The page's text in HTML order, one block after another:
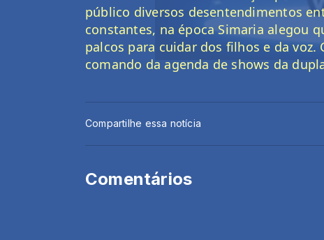
público diversos desentendimentos
constantes, na época Simaria alegou
palcos para cuidar dos filhos e da voz.
comando da agenda de shows da
Compartilhe essa notícia
Comentários